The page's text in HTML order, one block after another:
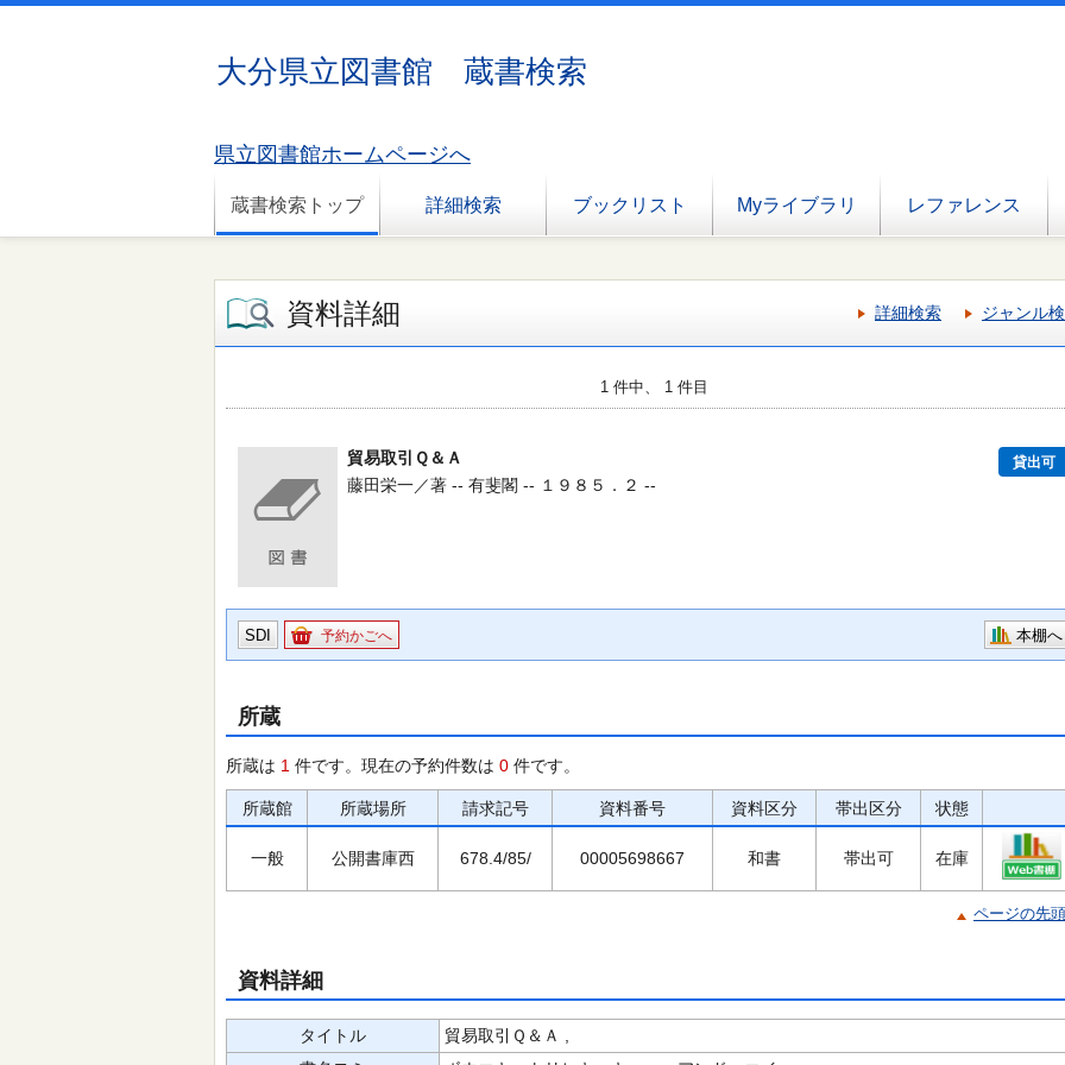
大分県立図書館 蔵書検索
県立図書館ホームページへ
蔵書検索トップ 詳細検索 ブックリスト Myライブラリ レファレンス
資料詳細 詳細検索 ジャンル
1 件中、 1 件目
貿易取引Ｑ＆Ａ 貸出可
藤田栄一／著 -- 有斐閣 -- １９８５．２ --
SDI 予約かごへ 本棚へ
所蔵
所蔵は 1 件です。現在の予約件数は 0 件です。
所蔵館 所蔵場所 請求記号 資料番号 資料区分 帯出区分 状態
一般 公開書庫西 678.4/85/ 00005698667 和書 帯出可 在庫
ページの先
資料詳細
タイトル
貿易取引Ｑ＆Ａ ,